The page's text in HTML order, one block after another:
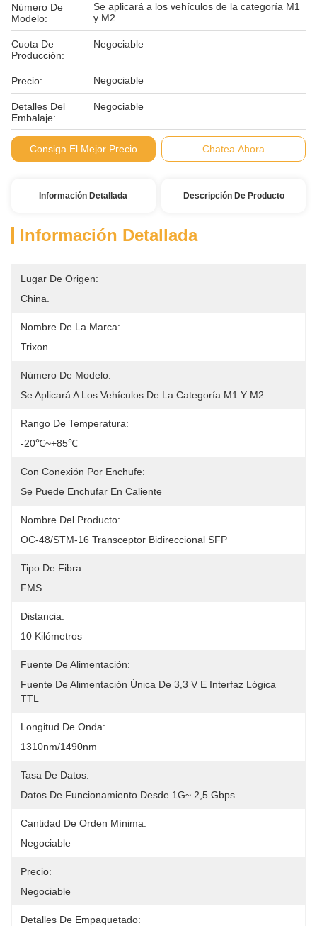
Número De
Modelo:
Se aplicará a los vehículos de la categoría M1
y M2.
Cuota De
Producción:
Negociable
Precio: Negociable
Detalles Del
Embalaje:
Negociable
Condiciones De
Pago:Consiga El Mejor Precio Chatea Ahora
Información Detallada Descripción De Producto
Información Detallada
Lugar De Origen:
China.
Nombre De La Marca:
Trixon
Número De Modelo:
Se Aplicará A Los Vehículos De La Categoría M1 Y M2.
Rango De Temperatura:
-20℃~+85℃
Con Conexión Por Enchufe:
Se Puede Enchufar En Caliente
Nombre Del Producto:
OC-48/STM-16 Transceptor Bidireccional SFP
Tipo De Fibra:
FMS
Distancia:
10 Kilómetros
Fuente De Alimentación:
Fuente De Alimentación Única De 3,3 V E Interfaz Lógica
TTL
Longitud De Onda:
1310nm/1490nm
Tasa De Datos:
Datos De Funcionamiento Desde 1G~ 2,5 Gbps
Cantidad De Orden Mínima:
Negociable
Precio:
Negociable
Detalles De Empaquetado: